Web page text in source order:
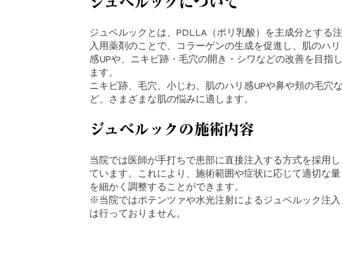
ジュベルックとは、PDLLA（ポリ乳酸）を主成分とする注
入用薬剤のことで、コラーゲンの生成を促進し、肌のハリ
感UPや、ニキビ跡・毛穴の開き・シワなどの改善を目指し
ます。
ニキビ跡、毛穴、小じわ、肌のハリ感UPや鼻や頬の毛穴な
ど、さまざまな肌の悩みに適します。
ジュベルックの施術内容
当院では医師が手打ちで患部に直接注入する方式を採用し
ています。これにより、施術範囲や症状に応じて適切な量
を細かく調整することができます。
※当院ではポテンツァや水光注射によるジュベルック注入
は行っておりません。